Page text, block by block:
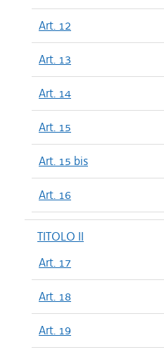
Art. 12
Art. 13
Art. 14
Art. 15
Art. 15 bis
Art. 16
TITOLO II
Art. 17
Art. 18
Art. 19